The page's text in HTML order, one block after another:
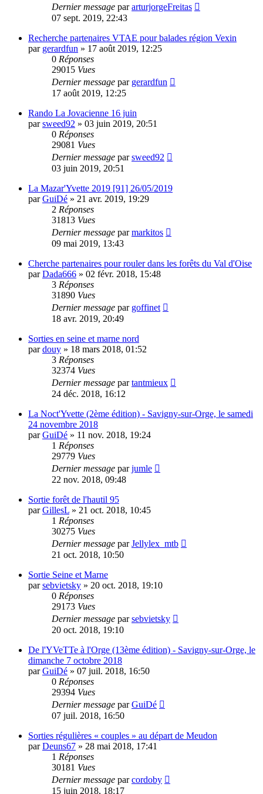
Dernier message pararturjorgeFreitas
07 sept. 2019, 22:43
Recherche partenaires VTAE pour balades région Vexin
par gerardfun » 17 août 2019, 12:25
0 Réponses
29015 Vues
Dernier message par gerardfun
17 août 2019, 12:25
Rando La Jovacienne 16 juin
parsweed92 » 03 juin 2019, 20:51
0 Réponses
29081 Vues
Dernier message parsweed92
03 juin 2019, 20:51
La Mazar'Yvette 2019 [91] 26/05/2019
parGuiDé » 21 avr. 2019, 19:29
2 Réponses
31813 Vues
Dernier message parmarkitos
09 mai 2019, 13:43
Cherche partenaires pour rouler dans les forêts du Val d'Oise
parDada666 » 02 févr. 2018, 15:48
3 Réponses
31890 Vues
Dernier message par goffinet
18 avr. 2019, 20:49
Sorties en seine et marne nord
pardouy » 18 mars 2018, 01:52
3 Réponses
32374 Vues
Dernier message partantmieux
24 déc. 2018, 16:12
La Noct'Yvette (2ème édition) - Savigny-sur-Orge, le samedi
24 novembre 2018
parGuiDé » 11 nov. 2018, 19:24
1 Réponses
29779 Vues
Dernier message parjumle
22 nov. 2018, 09:48
Sortie forêt de l'hautil 95
parGillesL » 21 oct. 2018, 10:45
1 Réponses
30275 Vues
Dernier message parJellylex_mtb
21 oct. 2018, 10:50
Sortie Seine et Marne
parsebvietsky » 20 oct. 2018, 19:10
0 Réponses
29173 Vues
Dernier message parsebvietsky
20 oct. 2018, 19:10
De l'YVeTTe à l'Orge (13ème édition) - Savigny-sur-Orge, le
dimanche 7 octobre 2018
parGuiDé » 07 juil. 2018, 16:50
0 Réponses
29394 Vues
Dernier message parGuiDé
07 juil. 2018, 16:50
Sorties régulières « couples » au départ de Meudon
parDeuns67 » 28 mai 2018, 17:41
1 Réponses
30181 Vues
Dernier message parcordoby
15 juin 2018, 18:17